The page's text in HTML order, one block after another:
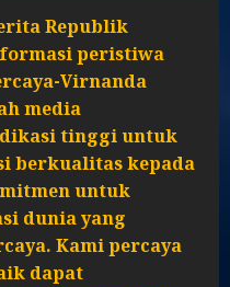
Republik
peristiwa
Virnanda
media
tinggi untuk
berkualitas kepada
untuk
dunia yang
Kami percaya
dapat